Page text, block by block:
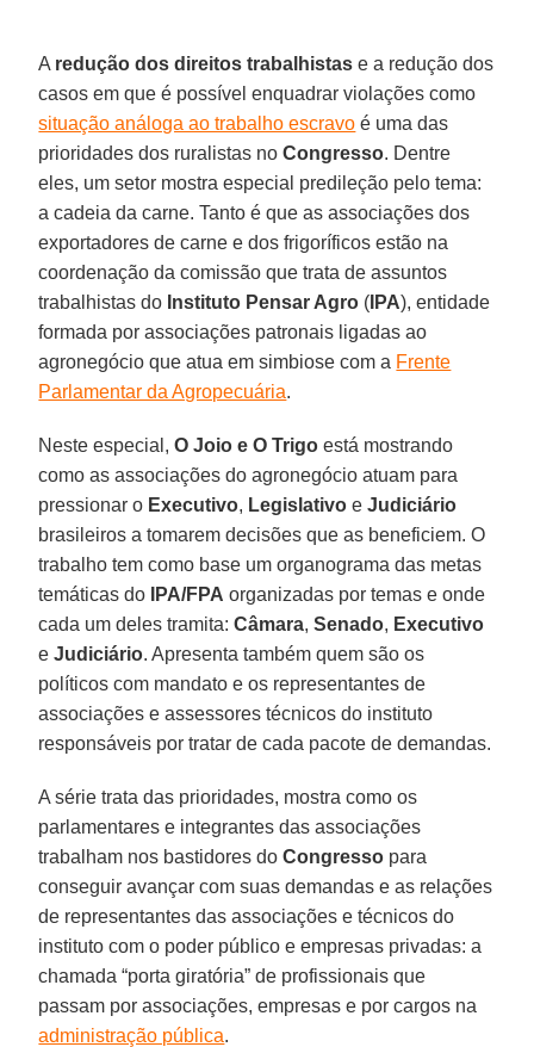
A redução dos direitos trabalhistas e a redução dos
casos em que é possível enquadrar violações como
situação análoga ao trabalho escravo é uma das
prioridades dos ruralistas noCongresso. Dentre
eles, um setor mostra especial predileção pelo tema:
a cadeia da carne. Tanto é que as associações dos
exportadores de carne e dos frigoríficos estão na
coordenação da comissão que trata de assuntos
trabalhistas do Instituto Pensar Agro ( IPA), entidade
formada por associações patronais ligadas ao
agronegócio que atua em simbiose com a Frente
Parlamentar da Agropecuária.
Neste especial,O Joio e O Trigo está mostrando
como as associações do agronegócio atuam para
pressionar o Executivo, Legislativo eJudiciário
brasileiros a tomarem decisões que as beneficiem. O
trabalho tem como base um organograma das metas
temáticas do
IPA/FPA organizadas por temas e onde
cada um deles tramita:Câmara,Senado, Executivo
eJudiciário. Apresenta também quem são os
políticos com mandato e os representantes de
associações e assessores técnicos do instituto
responsáveis por tratar de cada pacote de demandas.
A série trata das prioridades, mostra como os
parlamentares e integrantes das associações
trabalham nos bastidores doCongresso para
conseguir avançar com suas demandas e as relações
de representantes das associações e técnicos do
instituto com o poder público e empresas privadas: a
chamada “porta giratória” de profissionais que
passam por associações, empresas e por cargos na
administração pública.